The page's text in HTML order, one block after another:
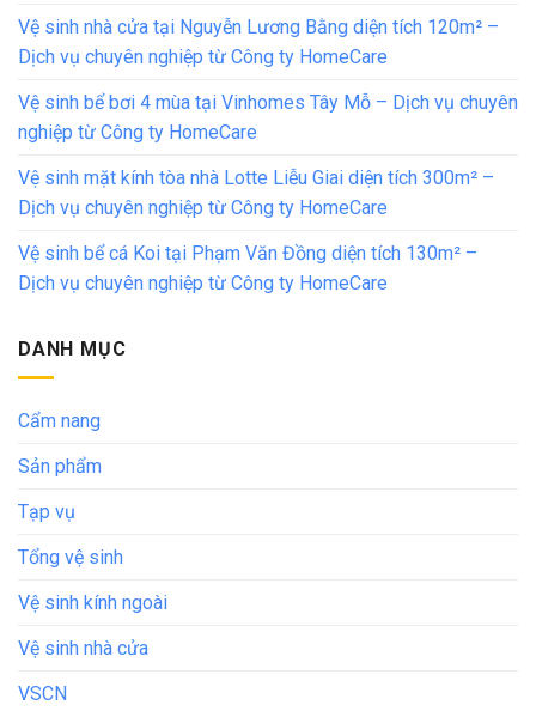
Vệ sinh nhà cửa tại Nguyễn Lương Bằng diện tích 120m² –
Dịch vụ chuyên nghiệp từ Công ty HomeCare
Vệ sinh bể bơi 4 mùa tại Vinhomes Tây Mỗ – Dịch vụ chuyên
nghiệp từ Công ty HomeCare
Vệ sinh mặt kính tòa nhà Lotte Liễu Giai diện tích 300m² –
Dịch vụ chuyên nghiệp từ Công ty HomeCare
Vệ sinh bể cá Koi tại Phạm Văn Đồng diện tích 130m² –
Dịch vụ chuyên nghiệp từ Công ty HomeCare
DANH MỤC
Cẩm nang
Sản phẩm
Tạp vụ
Tổng vệ sinh
Vệ sinh kính ngoài
Vệ sinh nhà cửa
VSCN